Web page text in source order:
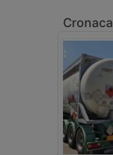
Cronaca